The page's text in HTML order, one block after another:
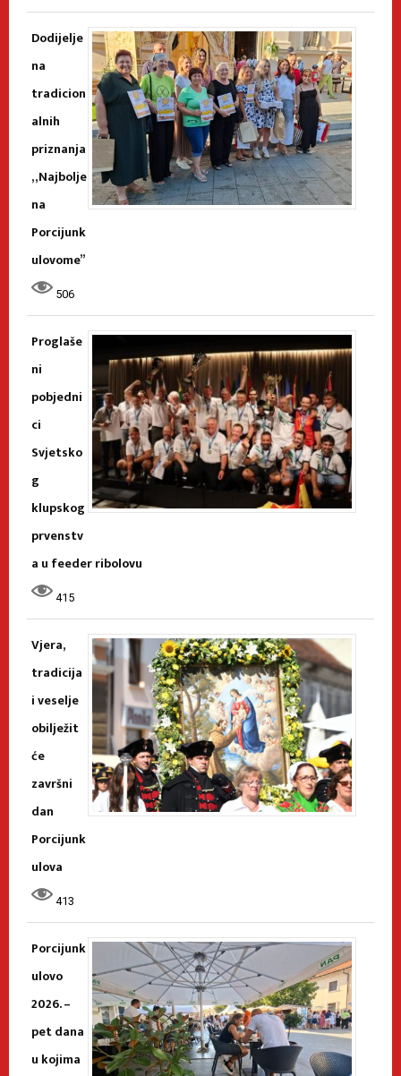
Dodijelje
na
tradicion
alnih
priznanja
„Najbolje
na
Porcijunk
ulovome”
506
Proglaše
ni
pobjedni
ci
Svjetsko
g
klupskog
prvenstv
a u feeder ribolovu
415
Vjera,
tradicija
i veselje
obilježit
će
završni
dan
Porcijunk
ulova
413
Porcijunk
ulovo
2026. –
pet dana
u kojima